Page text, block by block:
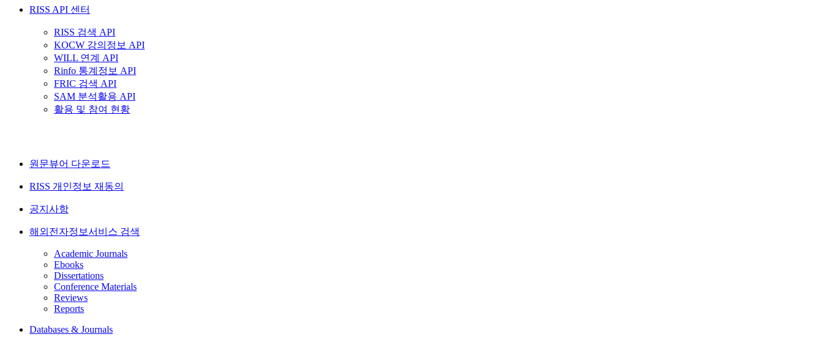
RISS API 센터
RISS 검색 API
KOCW 강의정보 API
WILL 연계 API
Rinfo 통계정보 API
FRIC 검색 API
SAM 분석활용 API
활용 및 참여 현황
원문뷰어 다운로드
RISS 개인정보 재동의
공지사항
해외전자정보서비스 검색
Academic Journals
Ebooks
Dissertations
Conference Materials
Reviews
Reports
Databases & Journals